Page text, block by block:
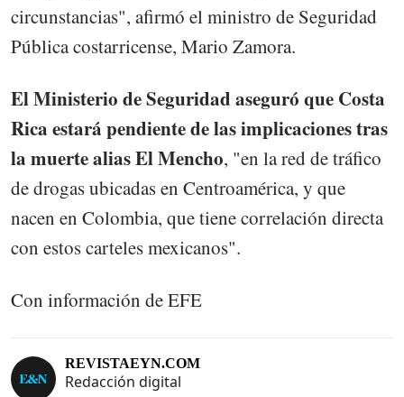
circunstancias", afirmó el ministro de Seguridad
Pública costarricense, Mario Zamora.
El Ministerio de Seguridad aseguró que Costa
Rica estará pendiente de las implicaciones tras
la muerte alias El Mencho, "en la red de tráfico
de drogas ubicadas en Centroamérica, y que
nacen en Colombia, que tiene correlación directa
con estos carteles mexicanos".
Con información de EFE
REVISTAEYN.COM
Redacción digital